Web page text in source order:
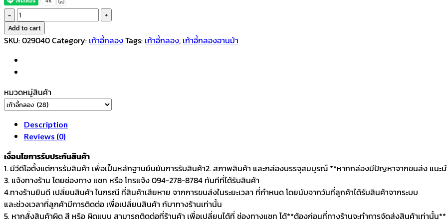
VTECH
เก้าอี้
กลอง
ม้า
รุ่น
FDT-
1000Pro
quantity
Add to cart
SKU:029040Category: เก้าอี้กลองTags: เก้าอี้กลอง, เก้าอี้กลองอานม้า
หมวดหมู่สินค้า
Description
Reviews (0)
เงื่อนไขการรับประกันสินค้า
1. มีวีดีโอตั้งแต่การรับสินค้า เพื่อเป็นหลักฐานยืนยันการรับสินค้า2. สภาพสินค้า และกล่องบรรจุสมบูรณ์ **หากกล่องมีปัญหาจากขนส่ง แนะ
3. แจ้งทางร้าน โดยช่องทาง แชท หรือ โทรแจ้ง 094-278-8784 ทันทีที่ได้รับสินค้า
4.ทางร้านยินดี เปลี่ยนสินค้า ในกรณี ที่สินค้าเสียหาย จากการขนส่งในระยะเวลา ที่กำหนด โดยนับจากวันที่ลูกค้าได้รับสินค้าจากระบบ
และช่วงเวลาที่ลูกค้ามีการติดต่อ เพื่อเปลี่ยนสินค้า กับาทางร้านเท่านั้น
5. หากสั่งสินค้าผิด สี หรือ ผิดแบบ สามารถติดต่อที่ร้านค้า เพื่อเปลี่ยนได้ที่ ช่องทางแชท ได้**ต้องก่อนที่ทางร้านจะทำการจัดส่งสินค้าเท่านั้น**